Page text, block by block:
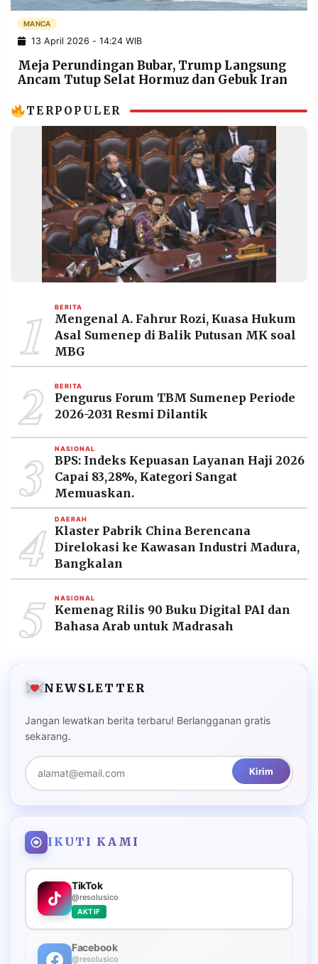
POLICY WARGA
INFORMASI
IKLAN
KIRIM
TULISAN
PENGADUAN TERM
OF
KAMI
RESOLUSI
MEDIA
PRAMUDITA
©
Resolusi.co
2026
RESOLUSI
MEDIA
PRAMUDITA
MANCA
13 April 2026 - 14:24 WIB
Meja Perundingan Bubar, Trump Langsung
Ancam Tutup Selat Hormuz dan Gebuk Iran
TERPOPULER
1 BERITA
Mengenal A. Fahrur Rozi, Kuasa Hukum
Asal Sumenep di Balik Putusan MK soal
MBG
2 BERITA
Pengurus Forum TBM Sumenep Periode
2026-2031 Resmi Dilantik
3 NASIONAL
BPS: Indeks Kepuasan Layanan Haji 2026
Capai 83,28%, Kategori Sangat
Memuaskan.
4 DAERAH
Klaster Pabrik China Berencana
Direlokasi ke Kawasan Industri Madura,
Bangkalan
5 NASIONAL
Kemenag Rilis 90 Buku Digital PAI dan
Bahasa Arab untuk Madrasah
NEWSLETTER
Jangan lewatkan berita terbaru! Berlangganan gratis
sekarang.
Kirim
IKUTI KAMI
TikTok
@resolusico
AKTIF
Facebook
@resolusico